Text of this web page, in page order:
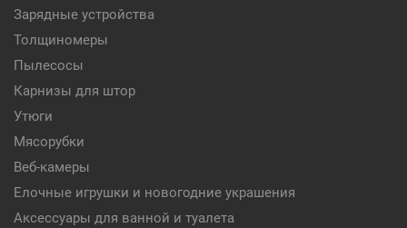
Зарядные устройства
Толщиномеры
Пылесосы
Карнизы для штор
Утюги
Мясорубки
Веб-камеры
Елочные игрушки и новогодние украшения
Аксессуары для ванной и туалета